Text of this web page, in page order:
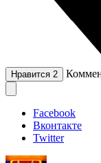
Нравится 2
Facebook
Вконтакте
Twitter